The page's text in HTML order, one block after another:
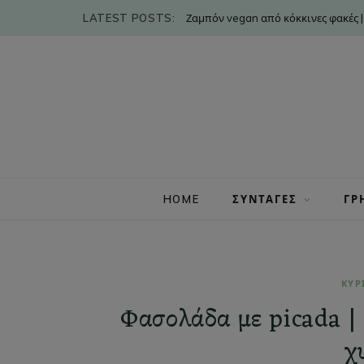
LATEST POSTS: Ζαμπόν vegan από κόκκινες φακές |
HOME ΣΥΝΤΑΓΕΣ
Φασολάδα με picada |